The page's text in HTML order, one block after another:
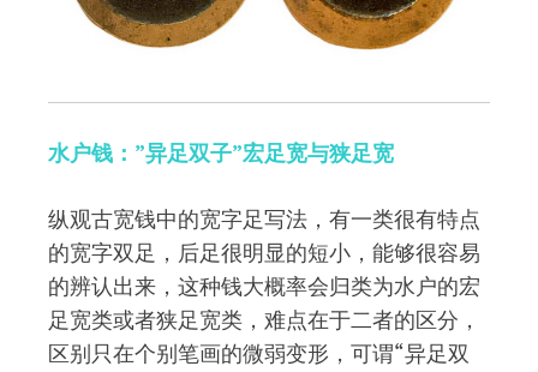
水户钱：”异足双子”宏足宽与狭足宽
纵观古宽钱中的宽字足写法，有一类很有特点
的宽字双足，后足很明显的短小，能够很容易
的辨认出来，这种钱大概率会归类为水户的宏
足宽类或者狭足宽类，难点在于二者的区分，
区别只在个别笔画的微弱变形，可谓“异足双